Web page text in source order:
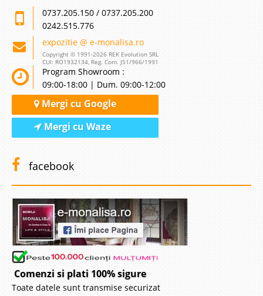
0737.205.150 / 0737.205.200
0242.515.776
expozitie @ e-monalisa.ro
Copyright © 1991-2026 REK Evolution SRL
CUI: RO1932134, Reg. Com. J51/966/1991
Program Showroom :
09:00-18:00 | Dum. 09:00-12:00
Mergi cu Google
Mergi cu Waze
facebook
Comenzi si plati 100% sigure
Toate datele sunt transmise securizat